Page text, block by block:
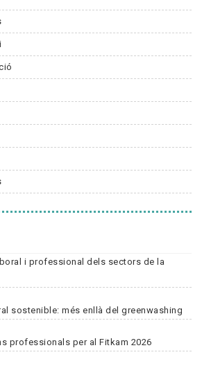
i professional dels sectors de la
sostenible: més enllà del greenwashing
professionals per al Fitkam 2026